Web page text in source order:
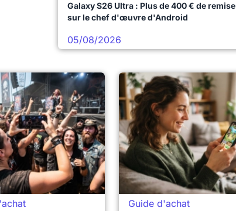
Galaxy S26 Ultra : Plus de 400 € de remise
sur le chef d'œuvre d'Android
05/08/2026
Guide d'achat